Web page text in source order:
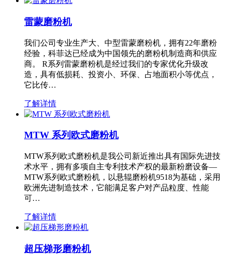
雷蒙磨粉机
我们公司专业生产大、中型雷蒙磨粉机，拥有22年磨粉
经验，科菲达已经成为中国领先的磨粉机制造商和供应
商。 R系列雷蒙磨粉机是经过我们的专家优化升级改
造，具有低损耗、投资小、环保、占地面积小等优点，
它比传…
了解详情
MTW 系列欧式磨粉机
MTW系列欧式磨粉机是我公司新近推出具有国际先进技
术水平，拥有多项自主专利技术产权的最新粉磨设备—
MTW系列欧式磨粉机，以悬辊磨粉机9518为基础，采用
欧洲先进制造技术，它能满足客户对产品粒度、性能
可…
了解详情
超压梯形磨粉机